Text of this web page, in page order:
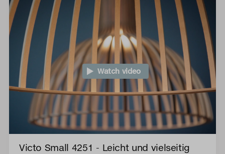
Watch video
Victo Small 4251 - Leicht und vielseitig